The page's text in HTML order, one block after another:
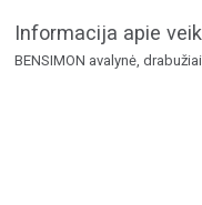
Informacija apie
BENSIMON avalynė,